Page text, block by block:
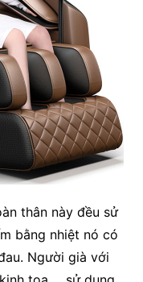
thân này đều sử
bằng nhiệt nó có
Người già với